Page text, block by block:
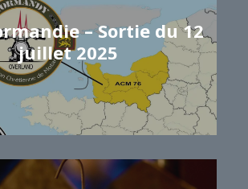
– Sortie du 12
juillet 2025
Samuel GRISEL